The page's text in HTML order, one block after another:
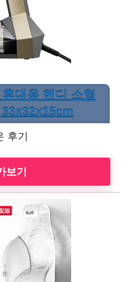
대용 핸디 소형
후기
보기